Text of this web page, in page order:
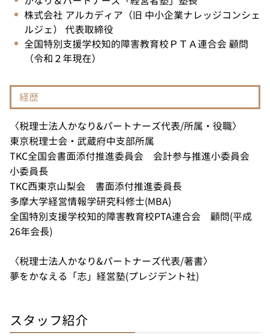
株式会社 アルカディア（旧 中小企業ナレッジコンシェ
ルジェ） 代表取締役
全国特別支援学校知的障害教育校ＰＴＡ連合会 顧問
（令和２年現在）
経歴
〈税理士法人かなり&パートナーズ代表/所属・役職〉
東京税理士会・武蔵府中支部所属
TKC全国会書面添付推進委員会 会計参与推進小委員会
小委員長
TKC西東京山梨会 書面添付推進委員長
多摩大学経営情報学研究科修士(MBA)
全国特別支援学校知的障害教育校PTA連合会 顧問(平成
26年会長)
〈税理士法人かなり&パートナーズ代表/著書〉
夢をかなえる「志」経営塾(プレジデント社)
スタッフ紹介